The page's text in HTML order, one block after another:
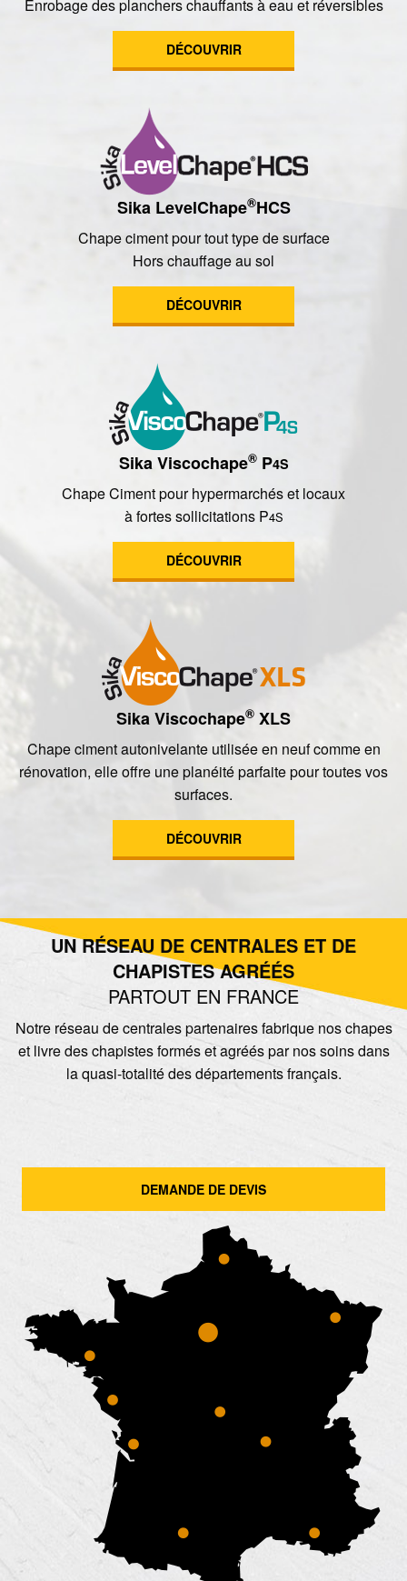
Enrobage des planchers chauffants à eau et réversibles
DÉCOUVRIR
Sika LevelChape®HCS
Chape ciment pour tout type de surface
Hors chauffage au sol
DÉCOUVRIR
Sika Viscochape®P4S
Chape Ciment pour hypermarchés et locaux
à fortes sollicitations P4S
DÉCOUVRIR
Sika Viscochape® XLS
Chape ciment autonivelante utilisée en neuf comme en
rénovation, elle offre une planéité parfaite pour toutes vos
surfaces.
DÉCOUVRIR
UN RÉSEAU DE CENTRALES ET DE
CHAPISTES AGRÉÉS
PARTOUT EN FRANCE
Notre réseau de centrales partenaires fabrique nos chapes
et livre des chapistes formés et agréés par nos soins dans
la quasi-totalité des départements français.
DEMANDE DE DEVIS